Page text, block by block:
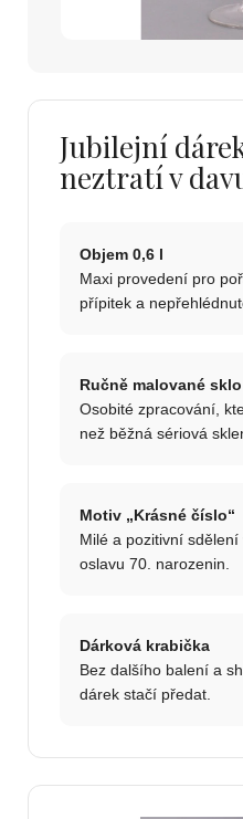
Jubilejní
neztratí v
Objem 0,6 l
Maxi provedení pro
přípitek a
Ručně malované sklo
Osobité zpracování,
než běžná sériová
Motiv „Krásné číslo“
Milé a pozitivní
oslavu 70. narozenin.
Dárková krabička
Bez dalšího balení a
dárek stačí předat.